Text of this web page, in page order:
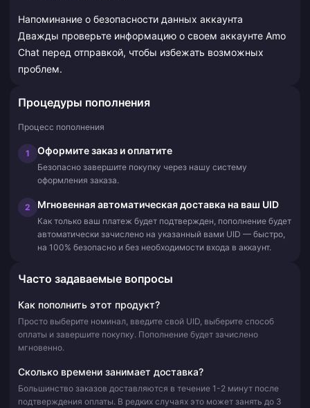
Напоминание о безопасности данных аккаунта
Дважды проверьте информацию о своем аккаунте Amo
Chat перед отправкой, чтобы избежать возможных
проблем.
Процедуры пополнения
Процесс пополнения
1 Оформите заказ и оплатите
Безопасно завершите покупку через нашу систему
оформления заказа.
2 Мгновенная автоматическая доставка на ваш UID
Как только ваш платеж будет подтвержден, пополнение будет
автоматически зачислено на указанный вами UID — быстро,
на 100% безопасно и без необходимости входа в аккаунт.
Часто задаваемые вопросы
Как пополнить этот продукт?
Просто выберите номинал, введите свой UID, выберите способ
оплаты и завершите покупку. Пополнение будет зачислено
мгновенно.
Сколько времени занимает доставка?
Большинство заказов доставляются в течение 1-2 минут после
подтверждения оплаты. В редких случаях это может занять до 3